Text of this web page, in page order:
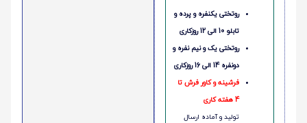
روتختی یکنفره و پرده و
تابلو 10 الی 12 روزکاری
روتختی یک و نیم نفره و
دونفره 14 الی 16 روزکاری
فرشینه و کاور فرش تا
4 هفته کاری
تولید و آماده ارسال